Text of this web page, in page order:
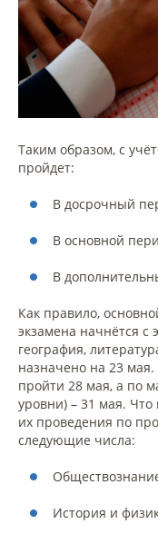
Таким образом, с
пройдет:
В досрочный
В основной
В
Как правило,
экзамена начнётся с
география,
назначено на 23 мая.
пройти 28 мая, а по
уровни) – 31 мая. Что
их проведения по
следующие числа:
История и